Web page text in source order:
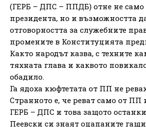
(ГЕРБ – ДПС – ППДБ) отне не само
президента, но и възможността
отговорността за служебните
промените в Конституцията
Както народът казва, с техните
тяхната глава и каквото
обадило.
Га ядоха кюфтетата от ПП не
Странното е, че реват само от ПП
ГЕРБ – ДПС и това защото
Пеевски си знаят оцапаните